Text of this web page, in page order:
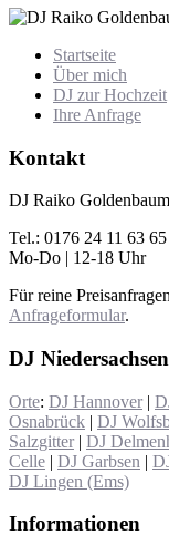
Startseite
Über mich
DJ zur Hochzeit
Ihre Anfrage
Kontakt
DJ Raiko Goldenbaum
Tel.: 0176 24 11 63 65
Mo-Do | 12-18 Uhr
Für reine
Anfrageformular.
DJ
Orte: DJ Hannover |
Osnabrück | DJ
Salzgitter | DJ
Celle | DJ Garbsen |
DJ Lingen (Ems)
Informationen